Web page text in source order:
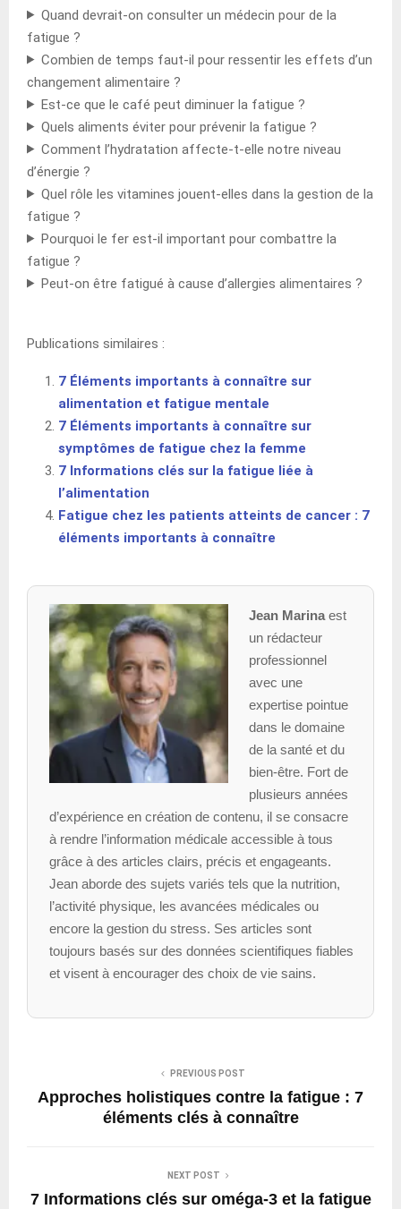
Quand devrait-on consulter un médecin pour de la
fatigue ?
Combien de temps faut-il pour ressentir les effets d’un
changement alimentaire ?
Est-ce que le café peut diminuer la fatigue ?
Quels aliments éviter pour prévenir la fatigue ?
Comment l’hydratation affecte-t-elle notre niveau
d’énergie ?
Quel rôle les vitamines jouent-elles dans la gestion de la
fatigue ?
Pourquoi le fer est-il important pour combattre la
fatigue ?
Peut-on être fatigué à cause d’allergies alimentaires ?
Publications similaires :
7 Éléments importants à connaître sur
alimentation et fatigue mentale
7 Éléments importants à connaître sur
symptômes de fatigue chez la femme
7 Informations clés sur la fatigue liée à
l’alimentation
Fatigue chez les patients atteints de cancer : 7
éléments importants à connaître
Jean Marinaest
un rédacteur
professionnel
avec une
expertise pointue
dans le domaine
de la santé et du
bien-être. Fort de
plusieurs années
d’expérience en création de contenu, il se consacre
à rendre l’information médicale accessible à tous
grâce à des articles clairs, précis et engageants.
Jean aborde des sujets variés tels que la nutrition,
l’activité physique, les avancées médicales ou
encore la gestion du stress. Ses articles sont
toujours basés sur des données scientifiques fiables
et visent à encourager des choix de vie sains.
PREVIOUS POST
Approches holistiques contre la fatigue : 7
éléments clés à connaître
NEXT POST
7 Informations clés sur oméga-3 et la fatigue